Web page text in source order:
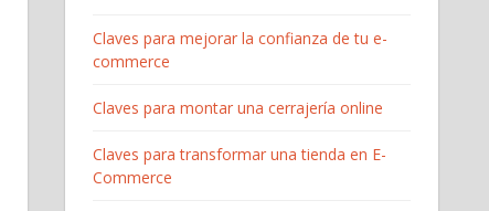
Claves para mejorar la confianza de tu e-
commerce
Claves para montar una cerrajería online
Claves para transformar una tienda en E-
Commerce